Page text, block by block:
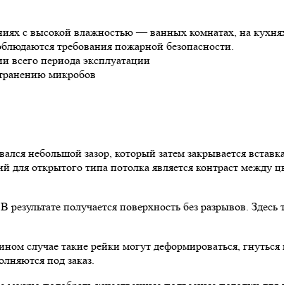
с высокой влажностью — ванных комнатах, на
требования пожарной безопасности.
всего периода эксплуатации
микробов
небольшой зазор, который затем закрывается
открытого типа потолка является контраст
получается поверхность без разрывов.
случае такие рейки могут деформироваться,
под заказ.